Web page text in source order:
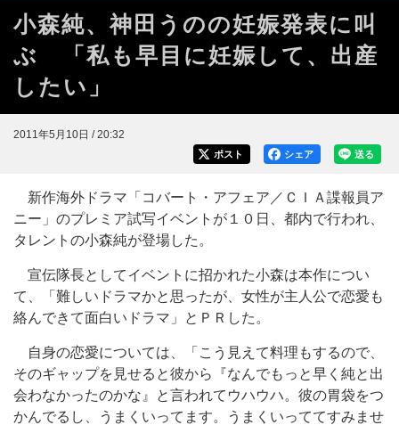
小森純、神田うのの妊娠発表に叫
ぶ 「私も早目に妊娠して、出産
したい」
2011年5月10日 / 20:32
送る
シェア
ポスト
新作海外ドラマ「コバート・アフェア／ＣＩＡ諜報員ア
ニー」のプレミア試写イベントが１０日、都内で行われ、
タレントの小森純が登場した。
宣伝隊長としてイベントに招かれた小森は本作につい
て、「難しいドラマかと思ったが、女性が主人公で恋愛も
絡んできて面白いドラマ」とＰＲした。
自身の恋愛については、「こう見えて料理もするので、
そのギャップを見せると彼から『なんでもっと早く純と出
会わなかったのかな』と言われてウハウハ。彼の胃袋をつ
かんでるし、うまくいってます。うまくいっててすみませ